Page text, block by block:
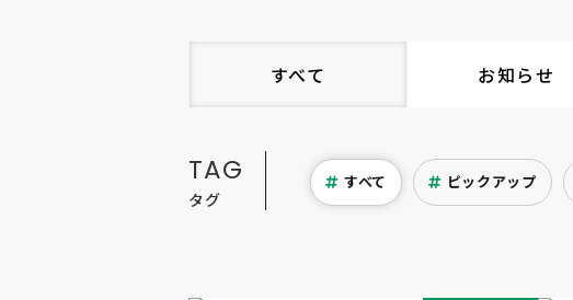
すべて お知らせ
TAG
タグ
すべて ピックアップ